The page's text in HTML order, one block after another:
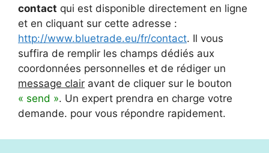
contact qui est disponible directement en ligne
et en cliquant sur cette adresse :
http://www.bluetrade.eu/fr/contact. Il vous
suffira de remplir les champs dédiés aux
coordonnées personnelles et de rédiger un
message clair avant de cliquer sur le bouton
« send ». Un expert prendra en charge votre
demande. pour vous répondre rapidement.